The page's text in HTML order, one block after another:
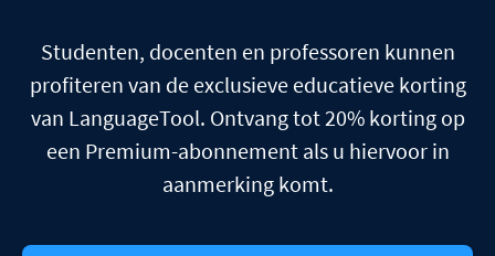
Studenten, docenten en professoren kunnen
profiteren van de exclusieve educatieve korting
van LanguageTool. Ontvang tot 20% korting op
een Premium-abonnement als u hiervoor in
aanmerking komt.